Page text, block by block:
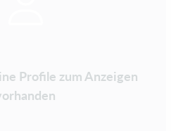
Profile zum Anzeigen